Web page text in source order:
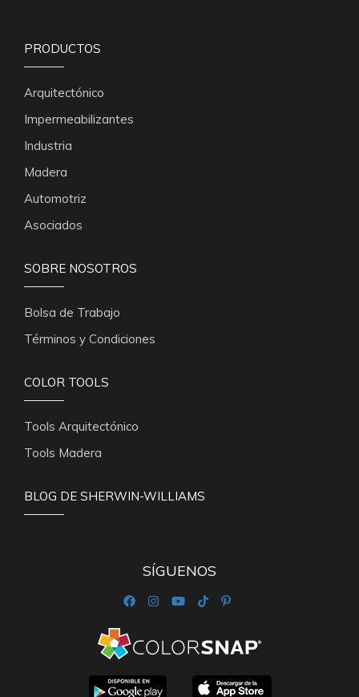
PRODUCTOS
Arquitectónico
Impermeabilizantes
Industria
Madera
Automotriz
Asociados
SOBRE NOSOTROS
Bolsa de Trabajo
Términos y Condiciones
COLOR TOOLS
Tools Arquitectónico
Tools Madera
BLOG DE SHERWIN-WILLIAMS
SÍGUENOS